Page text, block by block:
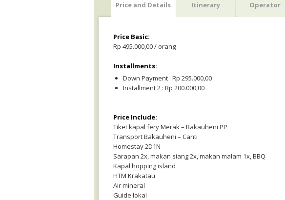
Price and Details Itinerary Operator
Price Basic:
Rp 495.000,00 / orang
Installments:
Down Payment : Rp 295.000,00
Installment 2 : Rp 200.000,00
Price Include:
Tiket kapal fery Merak – Bakauheni PP
Transport Bakauheni – Canti
Homestay 2D1N
Sarapan 2x, makan siang 2x, makan malam 1x, BBQ
Kapal hopping island
HTM Krakatau
Air mineral
Guide lokal